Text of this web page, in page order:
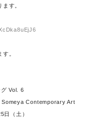
す。
。
Vol. 6
Contemporary Art
日（土）